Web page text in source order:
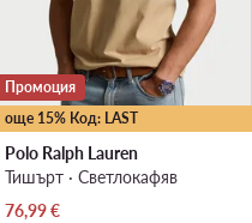
още 15% Код: LAST
Промоция
Polo Ralph Lauren
Тишърт · Светлокафяв
Актуална цена
76,99€